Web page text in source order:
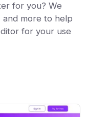
for you? We
more to help
for your use